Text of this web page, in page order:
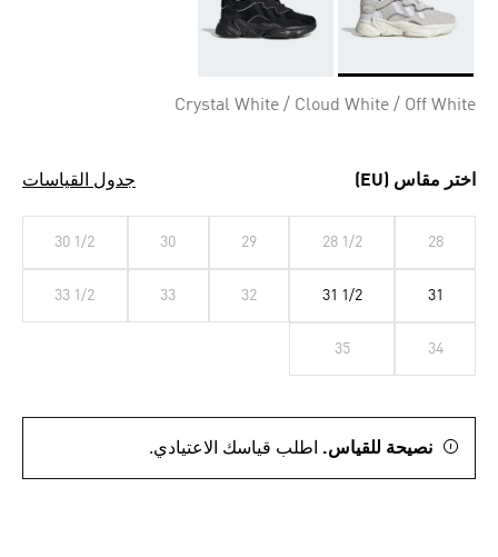
Crystal White / Cloud White / Off White
اختر مقاس (EU) جدول القياسات
28
28 1/2
29
30
30 1/2
31
31 1/2
32
33
33 1/2
34
35
نصيحة للقياس. اطلب قياسك الاعتيادي.